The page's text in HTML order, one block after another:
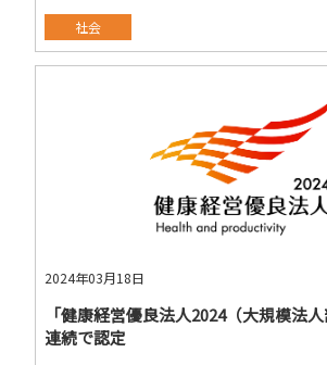
社会
2024年03月18日
「健康経営優良法人2024（大規模法
連続で認定